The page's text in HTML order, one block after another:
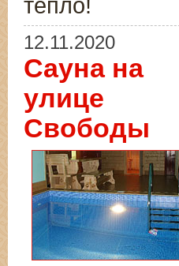
тепло!
12.11.2020
Сауна на
улице
Свободы